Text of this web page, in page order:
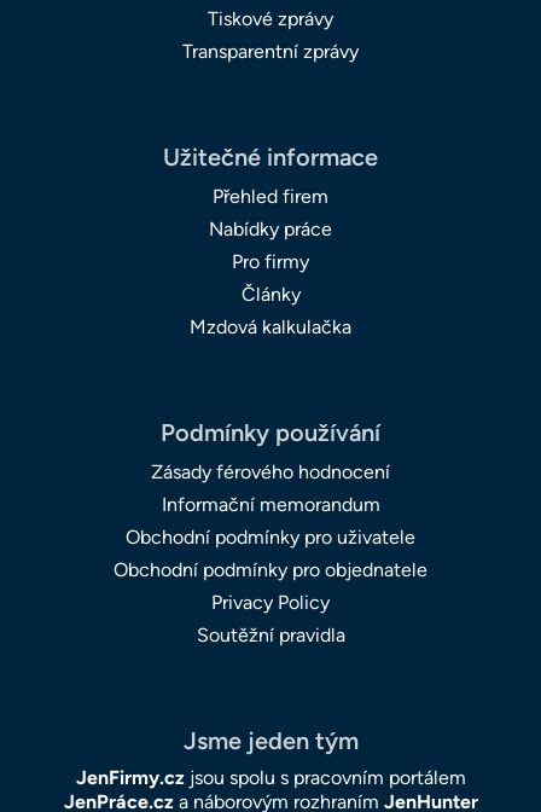
Tiskové zprávy
Transparentní zprávy
Užitečné informace
Přehled firem
Nabídky práce
Pro firmy
Články
Mzdová kalkulačka
Podmínky používání
Zásady férového hodnocení
Informační memorandum
Obchodní podmínky pro uživatele
Obchodní podmínky pro objednatele
Privacy Policy
Soutěžní pravidla
Jsme jeden tým
JenFirmy.czjsou spolu s pracovním portálem
JenPráce.cza náborovým rozhraním JenHunter